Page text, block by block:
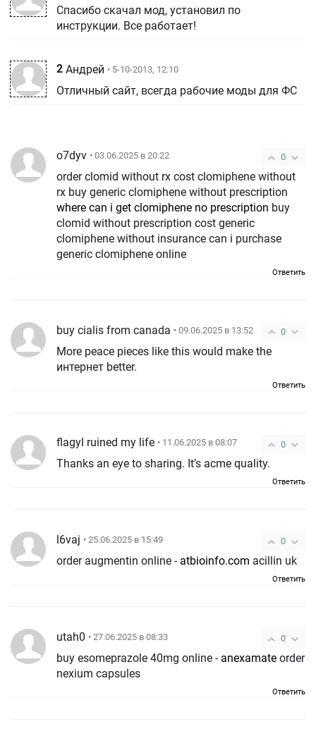
Спасибо скачал мод, установил по
инструкции. Все работает!
2 Андрей • 5-10-2013, 12:10
Отличный сайт, всегда рабочие моды для ФС
0
o7dyv • 03.06.2025 в 20:22
order clomid without rx cost clomiphene without
rx buy generic clomiphene without prescription
where can i get clomiphene no prescription buy
clomid without prescription cost generic
clomiphene without insurance can i purchase
generic clomiphene online
Ответить
0
buy cialis from canada • 09.06.2025 в 13:52
More peace pieces like this would make the
интернет better.
Ответить
0
flagyl ruined my life • 11.06.2025 в 08:07
Thanks an eye to sharing. It’s acme quality.
Ответить
0
l6vaj • 25.06.2025 в 15:49
order augmentin online - atbioinfo.com acillin uk
Ответить
0
utah0 • 27.06.2025 в 08:33
buy esomeprazole 40mg online - anexamate
nexium capsules
Ответить